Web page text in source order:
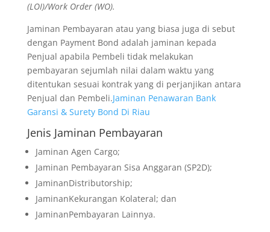
(LOI)/Work Order (WO).
Jaminan Pembayaran atau yang biasa juga di sebut
dengan Payment Bond adalah jaminan kepada
Penjual apabila Pembeli tidak melakukan
pembayaran sejumlah nilai dalam waktu yang
ditentukan sesuai kontrak yang di perjanjikan antara
Penjual dan Pembeli.Jaminan Penawaran Bank
Garansi & Surety Bond Di Riau
Jenis Jaminan Pembayaran
Jaminan Agen Cargo;
Jaminan Pembayaran Sisa Anggaran (SP2D);
JaminanDistributorship;
JaminanKekurangan Kolateral; dan
JaminanPembayaran Lainnya.